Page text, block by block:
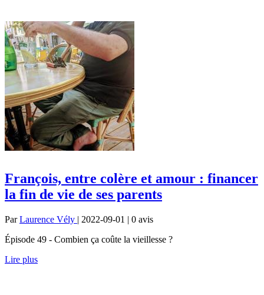
François, entre colère et amour : financer
la fin de vie de ses parents
ParLaurence Vély | 2022-09-01 | 0 avis
Épisode 49 - Combien ça coûte la vieillesse ?
Lire plus